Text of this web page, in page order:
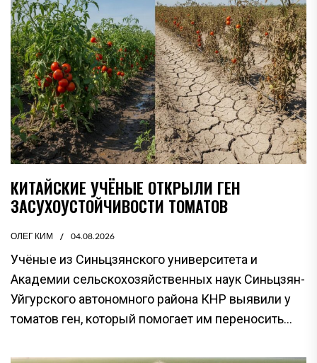
КИТАЙСКИЕ УЧЁНЫЕ ОТКРЫЛИ ГЕН
ЗАСУХОУСТОЙЧИВОСТИ ТОМАТОВ
ОЛЕГ КИМ 04.08.2026
Учёные из Синьцзянского университета и
Академии сельскохозяйственных наук Синьцзян-
Уйгурского автономного района КНР выявили у
томатов ген, который помогает им переносить...